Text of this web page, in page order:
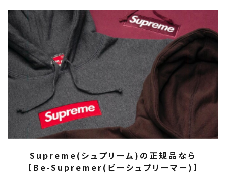
Supreme(シュプリーム)の正規品なら
【Be-Supremer(ビーシュプリーマー)】